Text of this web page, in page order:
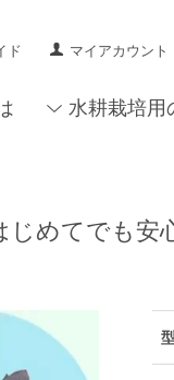
ド マイアカウント
水耕栽培用
めてでも安